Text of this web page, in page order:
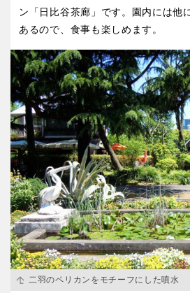
ン「日比谷茶廊」です。園内には他
あるので、食事も楽しめます。
二羽のペリカンをモチーフにした噴水